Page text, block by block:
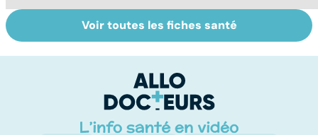
Bien vivre la
ménopause
L'andropause, la
ménopause des
Voir toutes les fiches santé